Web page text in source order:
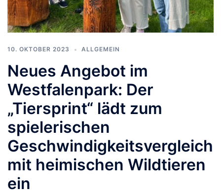
10. OKTOBER 2023 ALLGEMEIN
Neues Angebot im
Westfalenpark: Der
„Tiersprint“ lädt zum
spielerischen
Geschwindigkeitsvergleich
mit heimischen Wildtieren
ein